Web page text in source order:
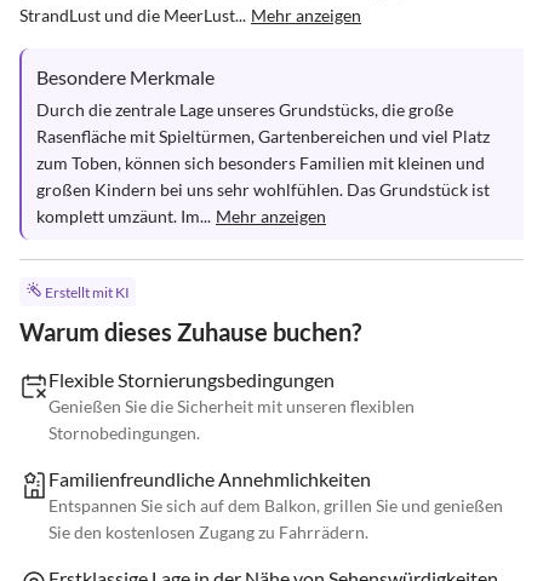
StrandLust und die MeerLust... Mehr anzeigen
Besondere Merkmale
Durch die zentrale Lage unseres Grundstücks, die große
Rasenfläche mit Spieltürmen, Gartenbereichen und viel Platz
zum Toben, können sich besonders Familien mit kleinen und
großen Kindern bei uns sehr wohlfühlen. Das Grundstück ist
komplett umzäunt. Im... Mehr anzeigen
Erstellt mit KI
Warum dieses Zuhause buchen?
Flexible Stornierungsbedingungen
Genießen Sie die Sicherheit mit unseren flexiblen
Stornobedingungen.
Familienfreundliche Annehmlichkeiten
Entspannen Sie sich auf dem Balkon, grillen Sie und genießen
Sie den kostenlosen Zugang zu Fahrrädern.